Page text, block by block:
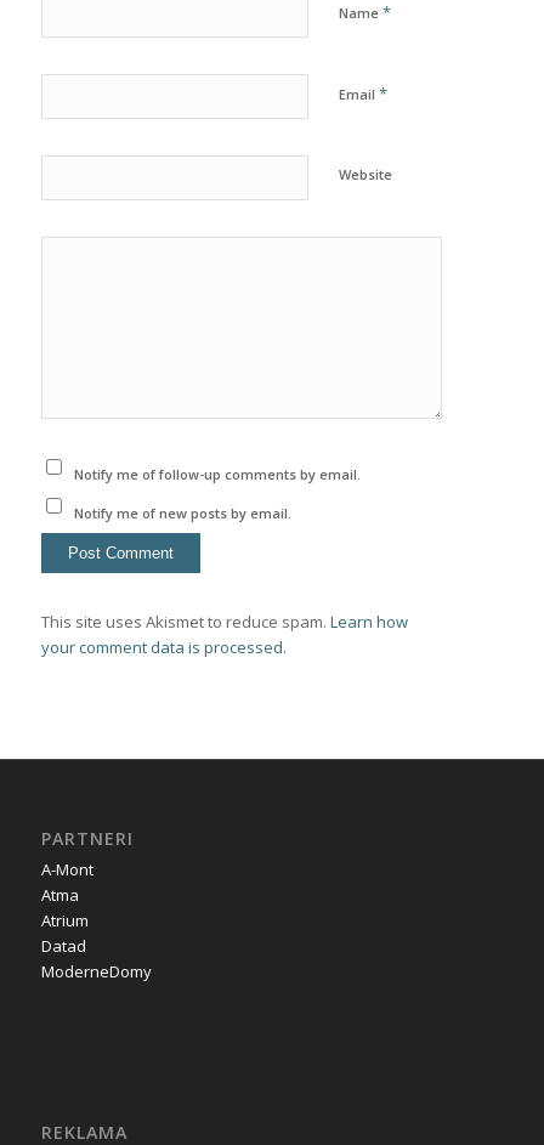
Name *
Email *
Website
Notify me of follow-up comments by email.
Notify me of new posts by email.
This site uses Akismet to reduce spam. Learn how
your comment data is processed.
PARTNERI
A-Mont
Atma
Atrium
Datad
ModerneDomy
REKLAMA